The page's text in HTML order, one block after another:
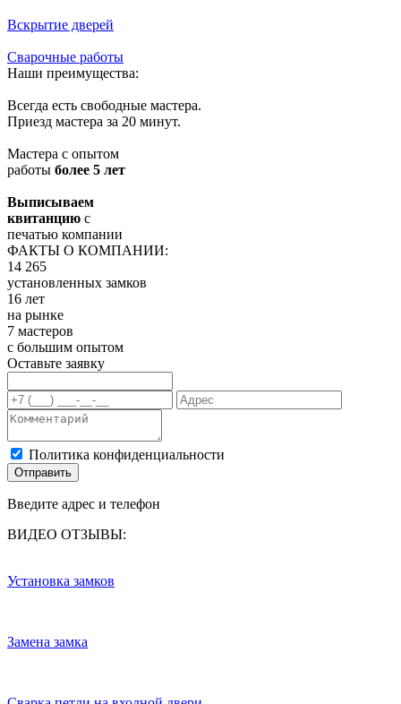
Вскрытие дверей
Сварочные работы
Наши преимущества:
Всегда есть свободные мастера.
Приезд мастера за 20 минут.
Мастера с опытом
работы более 5 лет
Выписываем
квитанцию с
печатью компании
ФАКТЫ О КОМПАНИИ:
14 265
установленных замков
16 лет
на рынке
7 мастеров
с большим опытом
Оставьте заявку
Политика конфиденциальности
Отправить
Введите адрес и телефон
ВИДЕО ОТЗЫВЫ:
Установка замков
Замена замка